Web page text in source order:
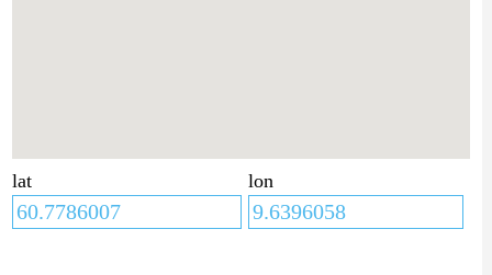
lat lon